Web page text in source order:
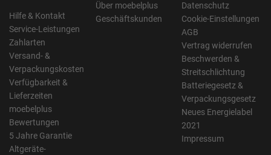
Hilfe & Kontakt
Service-Leistungen
Zahlarten
Versand- &
Verpackungskosten
Verfügbarkeit &
Lieferzeiten
moebelplus
Bewertungen
5 Jahre Garantie
Altgeräte-
Über moebelplus
Geschäftskunden
Datenschutz
Cookie-Einstellungen
AGB
Vertrag widerrufen
Beschwerden &
Streitschlichtung
Batteriegesetz &
Verpackungsgesetz
Neues Energielabel
2021
Impressum